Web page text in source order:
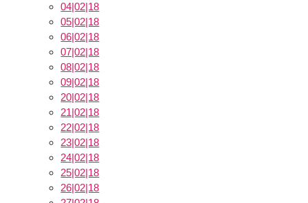
04|02|18
05|02|18
06|02|18
07|02|18
08|02|18
09|02|18
20|02|18
21|02|18
22|02|18
23|02|18
24|02|18
25|02|18
26|02|18